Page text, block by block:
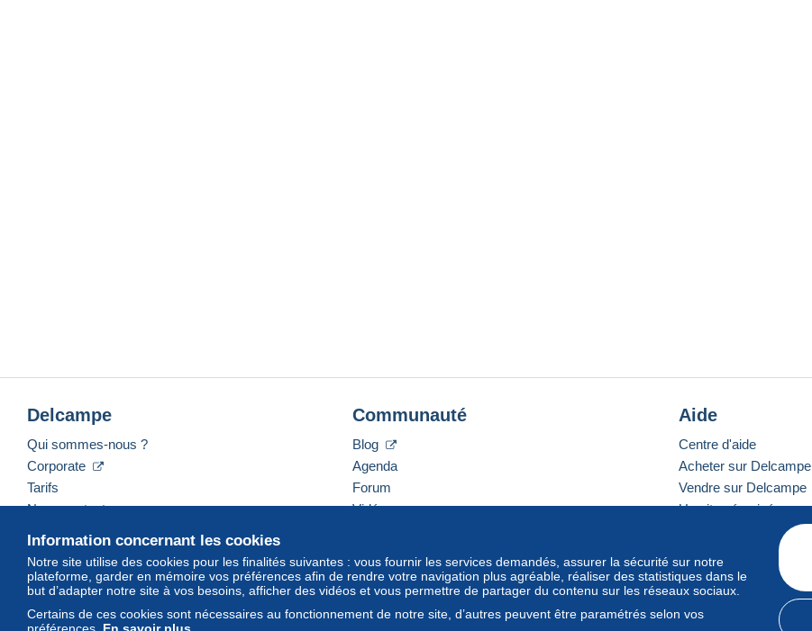
Information concernant les cookies
Notre site utilise des cookies pour les finalités suivantes : vous fournir les services demandés, assurer la sécurité sur notre
plateforme, garder en mémoire vos préférences afin de rendre votre navigation plus agréable, réaliser des statistiques dans le
but d’adapter notre site à vos besoins, afficher des vidéos et vous permettre de partager du contenu sur les réseaux sociaux.
Certains de ces cookies sont nécessaires au fonctionnement de notre site, d’autres peuvent être paramétrés selon vos
préférences. En savoir plus
Delcampe
Qui sommes-nous ?
Corporate
Tarifs
Nous contacter
Communauté
Blog
Agenda
Forum
Vidéos
Aide
Centre d'aide
Acheter sur Delcampe
Vendre sur Delcampe
Un site sécurisé
Français USD America/Indiana/Vevay Mode standard